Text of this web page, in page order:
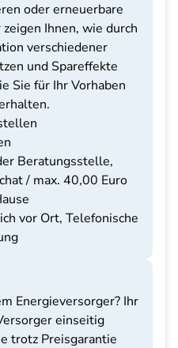
oder erneuerbare
Ihnen, wie durch
verschiedener
und Spareffekte
Sie für Ihr Vorhaben
Beratungsstelle,
/ max. 40,00 Euro
vor Ort, Telefonische
Energieversorger? Ihr
einseitig
trotz Preisgarantie